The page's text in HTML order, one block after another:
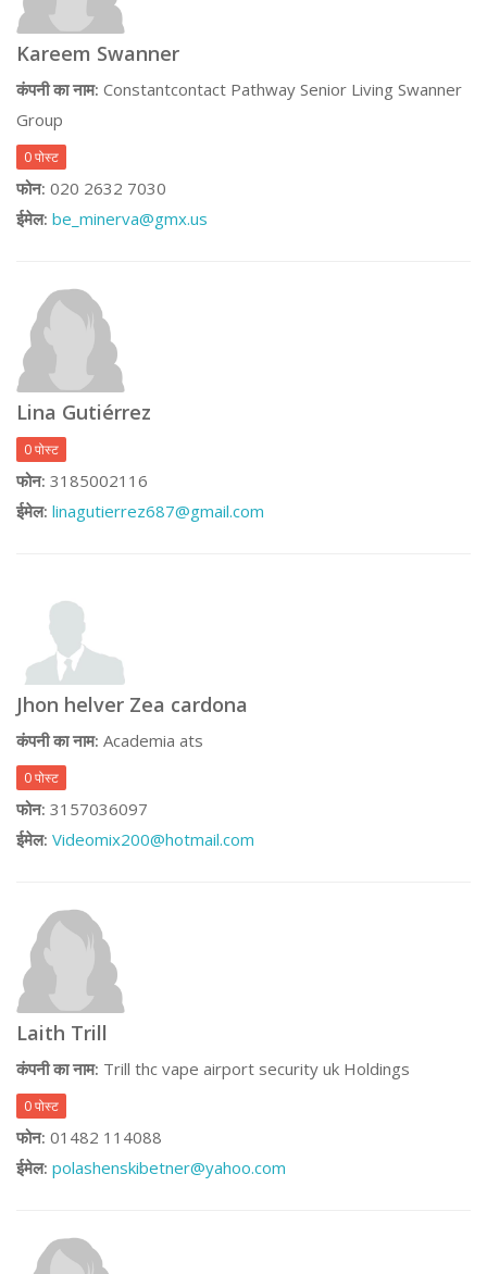
Kareem Swanner
कंपनी का नाम: Constantcontact Pathway Senior Living Swanner
Group
0 पोस्ट
फोन: 020 2632 7030
ईमेल: be_minerva@gmx.us
Lina Gutiérrez
0 पोस्ट
फोन: 3185002116
ईमेल: linagutierrez687@gmail.com
Jhon helver Zea cardona
कंपनी का नाम: Academia ats
0 पोस्ट
फोन: 3157036097
ईमेल: Videomix200@hotmail.com
Laith Trill
कंपनी का नाम: Trill thc vape airport security uk Holdings
0 पोस्ट
फोन: 01482 114088
ईमेल: polashenskibetner@yahoo.com